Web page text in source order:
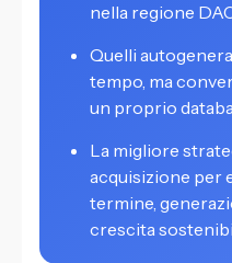
nella regione
Quelli
tempo, ma
un proprio
La migliore
acquisizione per
termine,
crescita